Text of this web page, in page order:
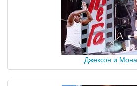
Джексон и Мона